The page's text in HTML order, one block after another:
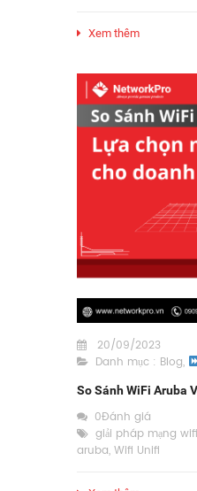
Xem thêm
20/09/2023
Danh mục : Blog,
So Sánh WiFi Aruba
0Đánh giá
giải pháp mạng wifi
aruba, Wifi Unifi